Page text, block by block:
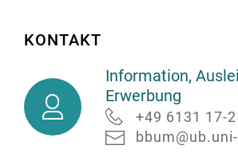
Schweizer
KONTAKT
Information,
Ausleihe,
Erwerbung
Information,
Erwerbung
+49 6131 17-